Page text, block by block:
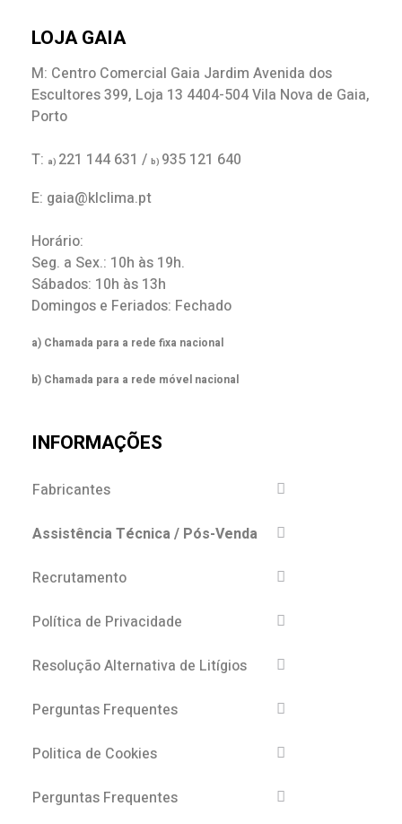
LOJA GAIA
M: Centro Comercial Gaia Jardim Avenida dos
Escultores 399, Loja 13 4404-504 Vila Nova de Gaia,
Porto
T: a) 221 144 631 / b) 935 121 640
E: gaia@klclima.pt
Horário:
Seg. a Sex.: 10h às 19h.
Sábados: 10h às 13h
Domingos e Feriados: Fechado
a) Chamada para a rede fixa nacional
b) Chamada para a rede móvel nacional
INFORMAÇÕES
Fabricantes
Assistência Técnica / Pós-Venda
Recrutamento
Política de Privacidade
Resolução Alternativa de Litígios
Perguntas Frequentes
Politica de Cookies
Perguntas Frequentes